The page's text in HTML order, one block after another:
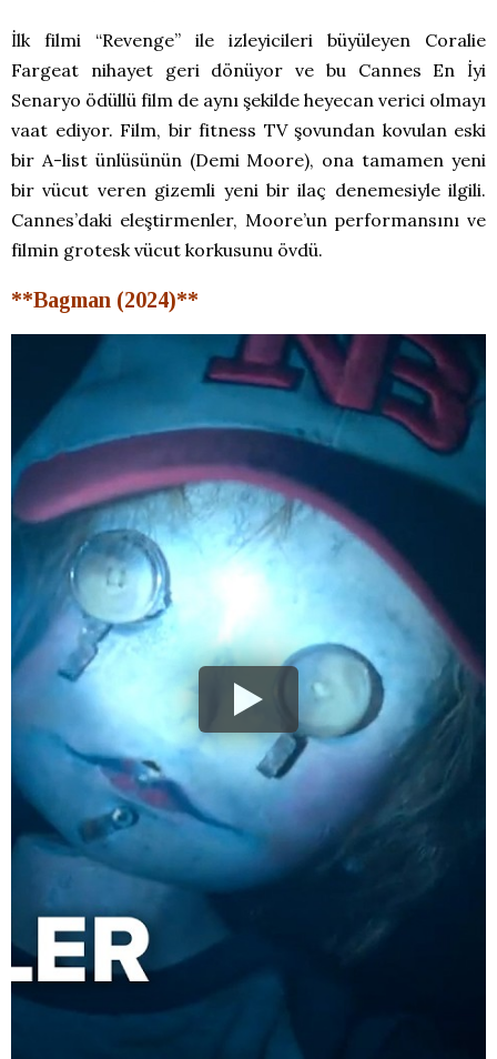
İlk filmi “Revenge” ile izleyicileri büyüleyen Coralie
Fargeat nihayet geri dönüyor ve bu Cannes En İyi
Senaryo ödüllü film de aynı şekilde heyecan verici olmayı
vaat ediyor. Film, bir fitness TV şovundan kovulan eski
bir A-list ünlüsünün (Demi Moore), ona tamamen yeni
bir vücut veren gizemli yeni bir ilaç denemesiyle ilgili.
Cannes’daki eleştirmenler, Moore’un performansını ve
filmin grotesk vücut korkusunu övdü.
**Bagman (2024)**